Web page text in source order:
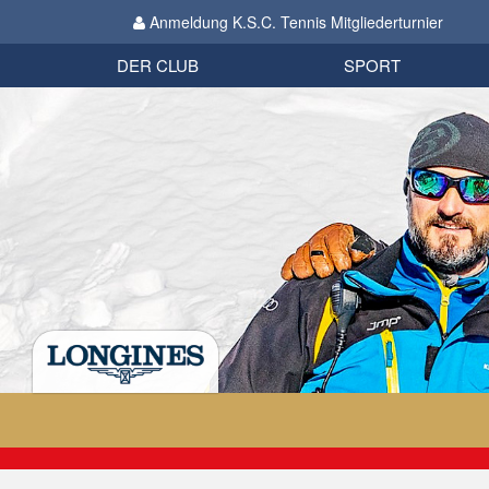
Anmeldung K.S.C. Tennis Mitgliederturnier
DER CLUB
Organisation
SPORT
Biathlon
Datenschutzverordnung 2018
Impressum